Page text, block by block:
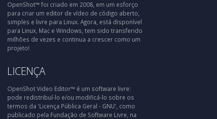
OpenShot™ foi criado em 2008, em um esforço
para criar um editor de vídeo de código aberto,
simples e livre para Linux. Agora, está disponível
para Linux, Mac e Windows, tem sido transferido
milhões de vezes e continua a crescer como um
projeto!
LICENÇA
OpenShot Video Editor™ é um software livre:
pode redistribuí-lo e/ou modificá-lo sobre os
termos da 'Licença Pública Geral - GNU', como
publicado pela Fundação de Software Livre, na